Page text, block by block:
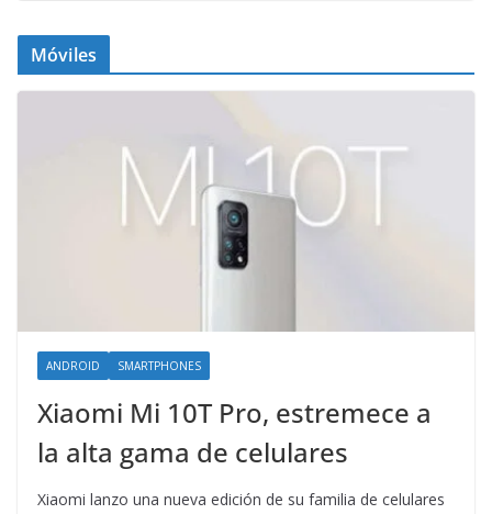
Móviles
ANDROID SMARTPHONES
Xiaomi Mi 10T Pro, estremece a
la alta gama de celulares
Xiaomi lanzo una nueva edición de su familia de celulares